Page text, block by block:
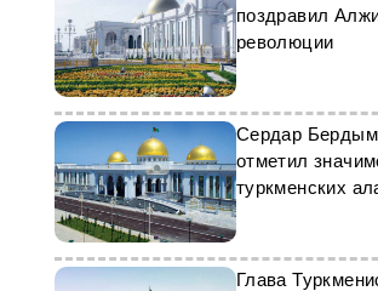
поздравил
революции
Сердар
отметил
туркменских
наследии страны
Глава